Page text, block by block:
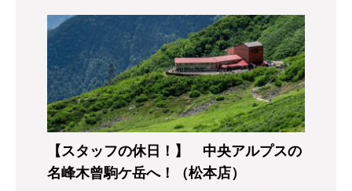
【スタッフの休日！】 中央アルプスの
名峰木曾駒ケ岳へ！（松本店）